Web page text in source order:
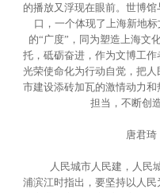
的播放又浮现在眼前。世博
口，一个体现了上海新地
的“广度”，同为塑造上海文
托，砥砺奋进，作为文博工
光荣使命化为行动自觉，把
市建设添砖加瓦的激情动力
担当，不断创
唐君琦
人民城市人民建，人民
浦滨江时指出，要坚持以人